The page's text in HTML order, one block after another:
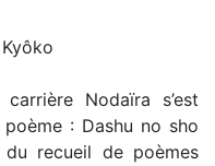
Nodaïra s’est
poème : Dashu no sho
recueil de poèmes